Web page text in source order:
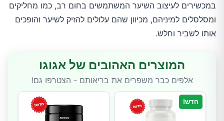
במכשירים לעיצוב השיער המשתמשים בחום רב, כמו מחליקים
ומסלסלים למיניהם, מכיוון שהם עלולים להזיק לשיער והופכים
אותו לשביר וחלש.
המוצרים האהובים של אגוגו
אלפים כבר משפרים את בריאותם - הצטרפו גם!
חדש!